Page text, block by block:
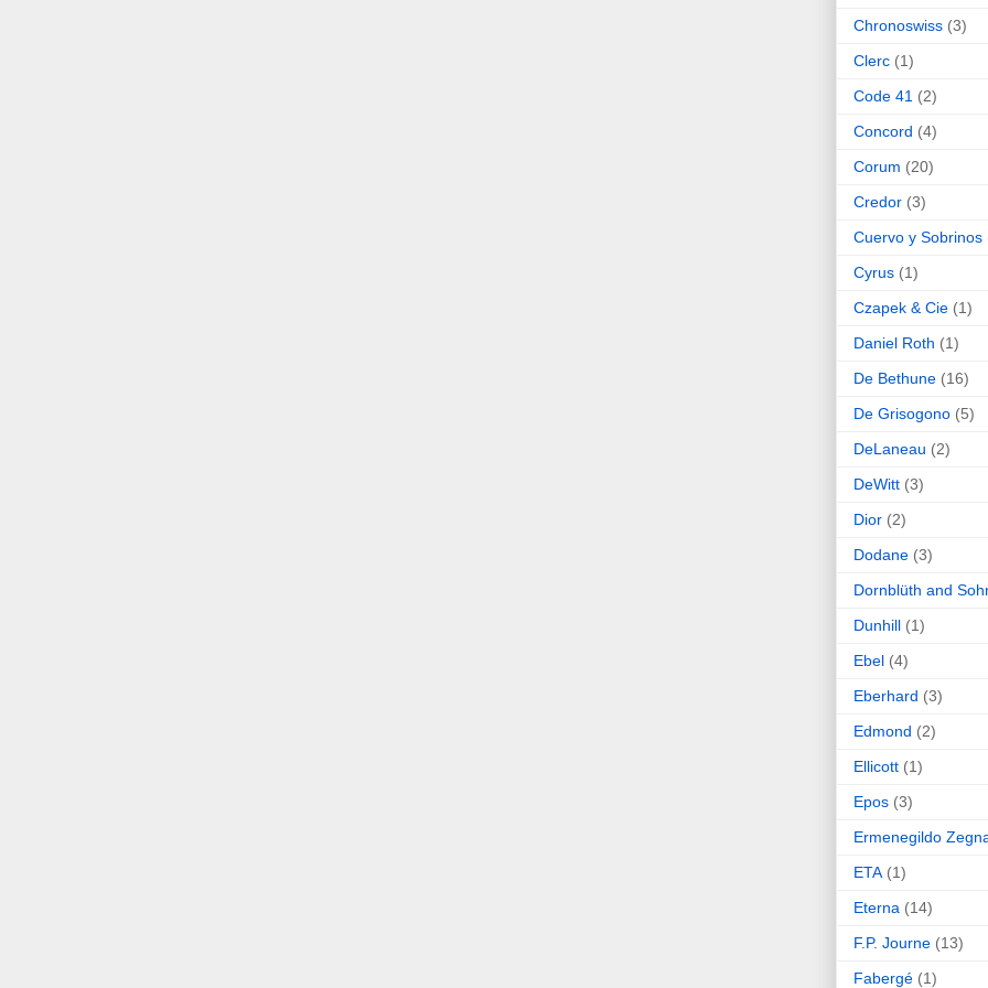
Chronoswiss (3)
Clerc (1)
Code 41 (2)
Concord (4)
Corum (20)
Credor (3)
Cuervo y Sobrinos
Cyrus (1)
Czapek & Cie (1)
Daniel Roth (1)
De Bethune (16)
De Grisogono (5)
DeLaneau (2)
DeWitt (3)
Dior (2)
Dodane (3)
Dornblüth and
Dunhill (1)
Ebel (4)
Eberhard (3)
Edmond (2)
Ellicott (1)
Epos (3)
Ermenegildo
ETA (1)
Eterna (14)
F.P. Journe (13)
Fabergé (1)